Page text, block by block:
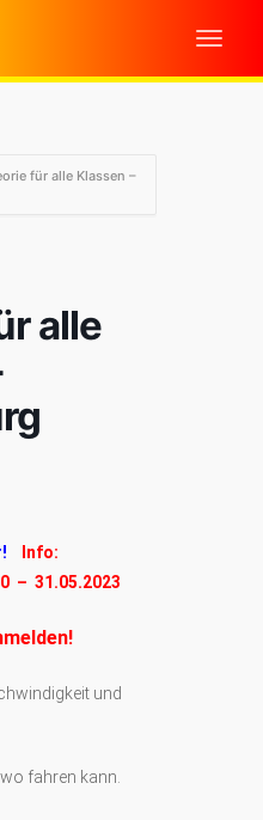
für alle Klassen –
alle
Info:
– 31.05.2023
und
fahren kann.